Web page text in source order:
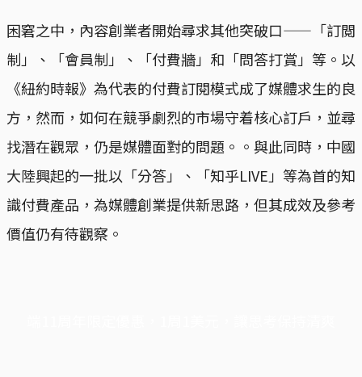
困窘之中，內容創業者開始尋求其他突破口——「訂閲
制」、「會員制」、「付費牆」和「問答打賞」等。以
《紐約時報》為代表的付費訂閱模式成了媒體求生的良
方，然而，如何在競爭劇烈的市場守着核心訂戶，並尋
找潛在觀眾，仍是媒體面對的問題。。與此同時，中國
大陸興起的一批以「分答」、「知乎LIVE」等為首的知
識付費產品，為媒體創業提供新思路，但其成效及參考
價值仍有待觀察。